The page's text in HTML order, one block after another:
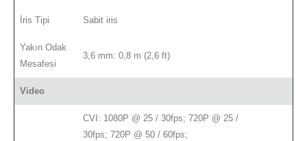
İris Tipi Sabit iris
Yakın Odak
Mesafesi
3,6 mm: 0,8 m (2,6 ft)
Video
CVI: 1080P @ 25 / 30fps; 720P @ 25 /
30fps; 720P @ 50 / 60fps;